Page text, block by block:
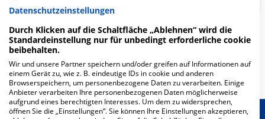
WeitereFachabteilungen 5
Mehr Informationen
Datenschutzeinstellungen
Durch Klicken auf die Schaltfläche „Ablehnen“ wird die
Standardeinstellung nur für unbedingt erforderliche cookie
beibehalten.
Wir und unsere Partner speichern und/oder greifen auf Informationen auf
einem Gerät zu, wie z. B. eindeutige IDs in cookie und anderen
Browserspeichern, um personenbezogene Daten zu verarbeiten. Einige
Anbieter verarbeiten Ihre personenbezogenen Daten möglicherweise
aufgrund eines berechtigten Interesses. Um dem zu widersprechen,
öffnen Sie die „Einstellungen“. Sie können Ihre Einstellungen akzeptieren,